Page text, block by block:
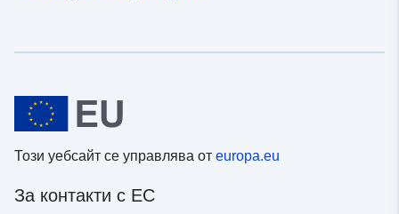
Този уебсайт се управлява от europa.eu
За контакти с ЕС